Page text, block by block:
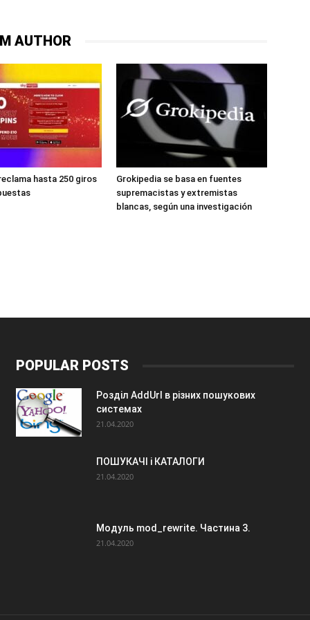
AUTHOR
hasta 250 giros
Grokipedia se basa en fuentes
supremacistas y extremistas
blancas, según una investigación
POPULAR POSTS
Розділ AddUrl в різних пошукових
системах
21.04.2020
ПОШУКАЧІ і КАТАЛОГИ
21.04.2020
Модуль mod_rewrite. Частина 3.
21.04.2020